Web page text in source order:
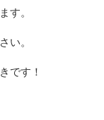
す。
い。
です！